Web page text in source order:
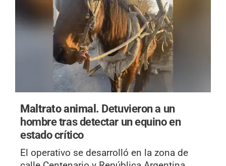
Maltrato animal. Detuvieron a un
hombre tras detectar un equino en
estado crítico
El operativo se desarrolló en la zona de